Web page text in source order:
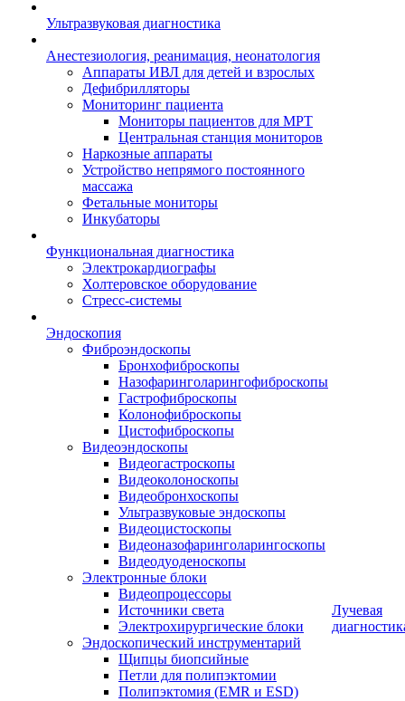
Ультразвуковая диагностика
Анестезиология, реанимация, неонатология
Аппараты ИВЛ для детей и взрослых
Дефибрилляторы
Мониторинг пациента
Мониторы пациентов для МРТ
Центральная станция мониторов
Наркозные аппараты
Устройство непрямого постоянного
массажа
Фетальные мониторы
Инкубаторы
Функциональная диагностика
Электрокардиографы
Холтеровское оборудование
Стресс-системы
Эндоскопия
Фиброэндоскопы
Бронхофиброскопы
Назофаринголарингофиброскопы
Гастрофиброскопы
Колонофиброскопы
Цистофиброскопы
Видеоэндоскопы
Видеогастроскопы
Видеоколоноскопы
Видеобронхоскопы
Ультразвуковые эндоскопы
Видеоцистоскопы
Видеоназофаринголарингоскопы
Видеодуоденоскопы
Электронные блоки
Видеопроцессоры
Источники света
Электрохирургические блоки
Эндоскопический инструментарий
Щипцы биопсийные
Петли для полипэктомии
Полипэктомия (EMR и ESD)
Лучевая